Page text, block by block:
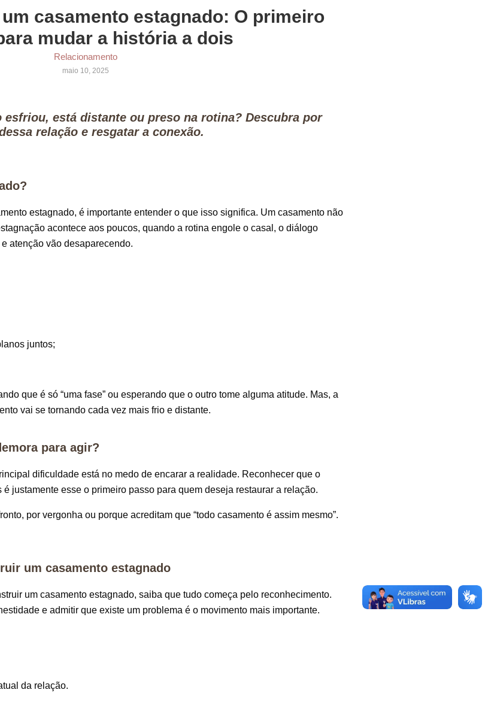
casamento estagnado: O primeiro
mudar a história a dois
Relacionamento
maio 10, 2025
esfriou, está distante ou preso na rotina? Descubra por
relação e resgatar a conexão.
estagnado, é importante entender o que isso significa. Um casamento não
acontece aos poucos, quando a rotina engole o casal, o diálogo
atenção vão desaparecendo.
juntos;
que é só “uma fase” ou esperando que o outro tome alguma atitude. Mas, a
vai se tornando cada vez mais frio e distante.
para agir?
dificuldade está no medo de encarar a realidade. Reconhecer que o
justamente esse o primeiro passo para quem deseja restaurar a relação.
por vergonha ou porque acreditam que “todo casamento é assim mesmo”.
um casamento estagnado
um casamento estagnado, saiba que tudo começa pelo reconhecimento.
e admitir que existe um problema é o movimento mais importante.
da relação.